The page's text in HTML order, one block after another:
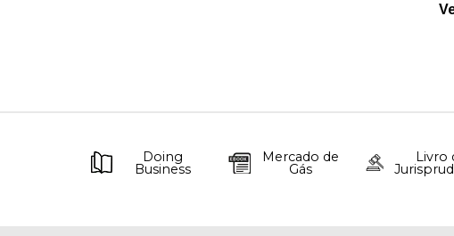
Doing
Business
Mercado de
Gás
Livro